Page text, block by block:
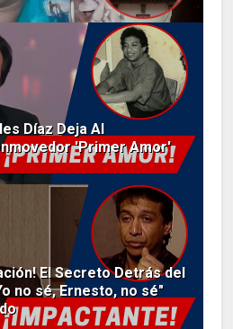
Díaz Deja Al
'Primer Amor'
El Secreto Detrás del
no sé, Ernesto, no sé"